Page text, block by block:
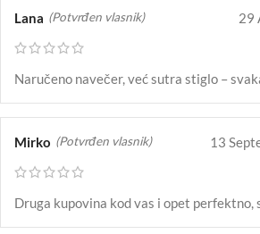
Lana (Potvrđen vlasnik) 29
Naručeno navečer, već sutra stiglo –
Mirko (Potvrđen vlasnik) 13
Druga kupovina kod vas i opet perfektno,